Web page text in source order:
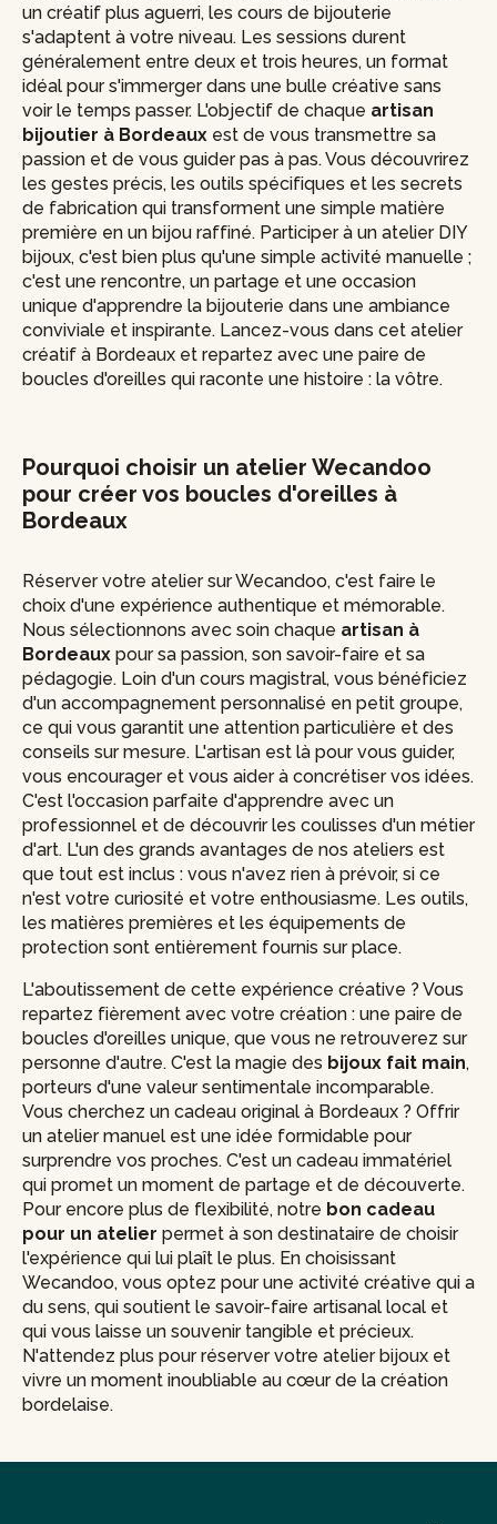
un créatif plus aguerri, les cours de bijouterie
s'adaptent à votre niveau. Les sessions durent
généralement entre deux et trois heures, un format
idéal pour s'immerger dans une bulle créative sans
voir le temps passer. L'objectif de chaque artisan
bijoutier à Bordeaux est de vous transmettre sa
passion et de vous guider pas à pas. Vous découvrirez
les gestes précis, les outils spécifiques et les secrets
de fabrication qui transforment une simple matière
première en un bijou raffiné. Participer à un atelier DIY
bijoux, c'est bien plus qu'une simple activité manuelle ;
c'est une rencontre, un partage et une occasion
unique d'apprendre la bijouterie dans une ambiance
conviviale et inspirante. Lancez-vous dans cet atelier
créatif à Bordeaux et repartez avec une paire de
boucles d'oreilles qui raconte une histoire : la vôtre.
Pourquoi choisir un atelier Wecandoo
pour créer vos boucles d'oreilles à
Bordeaux
Réserver votre atelier sur Wecandoo, c'est faire le
choix d'une expérience authentique et mémorable.
Nous sélectionnons avec soin chaque artisan à
Bordeaux pour sa passion, son savoir-faire et sa
pédagogie. Loin d'un cours magistral, vous bénéficiez
d'un accompagnement personnalisé en petit groupe,
ce qui vous garantit une attention particulière et des
conseils sur mesure. L'artisan est là pour vous guider,
vous encourager et vous aider à concrétiser vos idées.
C'est l'occasion parfaite d'apprendre avec un
professionnel et de découvrir les coulisses d'un métier
d'art. L'un des grands avantages de nos ateliers est
que tout est inclus : vous n'avez rien à prévoir, si ce
n'est votre curiosité et votre enthousiasme. Les outils,
les matières premières et les équipements de
protection sont entièrement fournis sur place.
L'aboutissement de cette expérience créative ? Vous
repartez fièrement avec votre création : une paire de
boucles d'oreilles unique, que vous ne retrouverez sur
personne d'autre. C'est la magie des bijoux fait main,
porteurs d'une valeur sentimentale incomparable.
Vous cherchez un cadeau original à Bordeaux ? Offrir
un atelier manuel est une idée formidable pour
surprendre vos proches. C'est un cadeau immatériel
qui promet un moment de partage et de découverte.
Pour encore plus de flexibilité, notre bon cadeau
pour un atelier permet à son destinataire de choisir
l'expérience qui lui plaît le plus. En choisissant
Wecandoo, vous optez pour une activité créative qui a
du sens, qui soutient le savoir-faire artisanal local et
qui vous laisse un souvenir tangible et précieux.
N'attendez plus pour réserver votre atelier bijoux et
vivre un moment inoubliable au cœur de la création
bordelaise.